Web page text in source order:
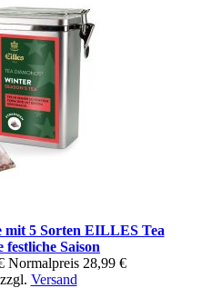
5 Sorten EILLES Tea
Saison
Normal­preis 28,99 €
zzgl. Versand